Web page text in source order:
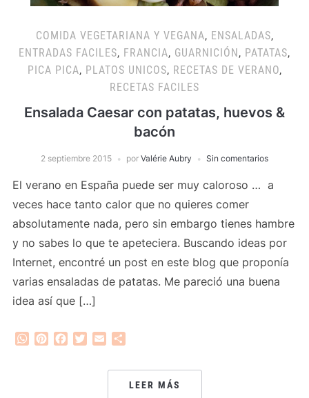
COMIDA VEGETARIANA Y VEGANA, ENSALADAS,
ENTRADAS FACILES, FRANCIA, GUARNICIÓN , PATATAS,
PICA PICA, PLATOS UNICOS, RECETAS DE VERANO,
RECETAS FACILES
Ensalada Caesar con patatas, huevos &
bacón
2 septiembre 2015 por Valérie Aubry Sin comentarios
El verano en España puede ser muy caloroso … a
veces hace tanto calor que no quieres comer
absolutamente nada, pero sin embargo tienes hambre
y no sabes lo que te apeteciera. Buscando ideas por
Internet, encontré un post en este blog que proponía
varias ensaladas de patatas. Me pareció una buena
idea así que […]
WhatsApp
PinterestFacebook
Twitter
Email
LEER MÁS